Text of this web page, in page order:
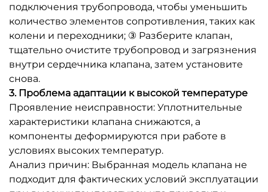
подключения трубопровода, чтобы уменьшить
количество элементов сопротивления, таких как
колени и переходники; ③ Разберите клапан,
тщательно очистите трубопровод и загрязнения
внутри сердечника клапана, затем установите
снова.
3. Проблема адаптации к высокой температуре
Проявление неисправности: Уплотнительные
характеристики клапана снижаются, а
компоненты деформируются при работе в
условиях высоких температур.
Анализ причин: Выбранная модель клапана не
подходит для фактических условий эксплуатации